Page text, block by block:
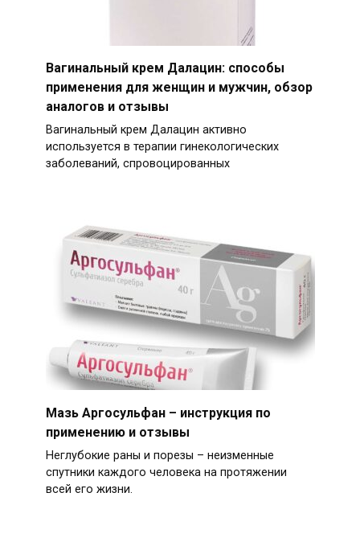
Вагинальный крем Далацин: способы
применения для женщин и мужчин, обзор
аналогов и отзывы
Вагинальный крем Далацин активно
используется в терапии гинекологических
заболеваний, спровоцированных
Мазь Аргосульфан – инструкция по
применению и отзывы
Неглубокие раны и порезы – неизменные
спутники каждого человека на протяжении
всей его жизни.